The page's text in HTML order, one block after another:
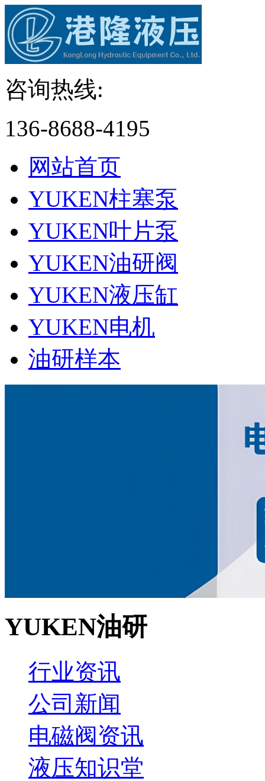
咨询热线:
136-8688-4195
网站首页
YUKEN柱塞泵
YUKEN叶片泵
YUKEN油研阀
YUKEN液压缸
YUKEN电机
油研样本
YUKEN油研
行业资讯
公司新闻
电磁阀资讯
液压知识堂